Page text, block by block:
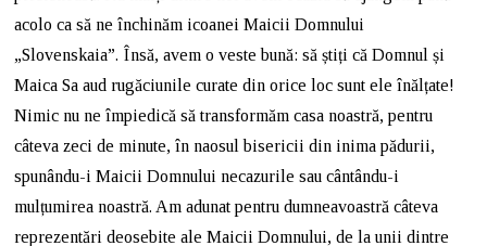
acolo ca să ne închinăm icoanei Maicii Domnului
„Slovenskaia”. Însă, avem o veste bună: să știți că Domnul și
Maica Sa aud rugăciunile curate din orice loc sunt ele înălțate!
Nimic nu ne împiedică să transformăm casa noastră, pentru
câteva zeci de minute, în naosul bisericii din inima pădurii,
spunându-i Maicii Domnului necazurile sau cântându-i
mulțumirea noastră. Am adunat pentru dumneavoastră câteva
reprezentări deosebite ale Maicii Domnului, de la unii dintre